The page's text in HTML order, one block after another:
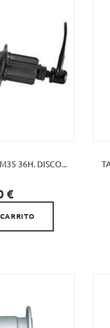
36H. DISCO...
€